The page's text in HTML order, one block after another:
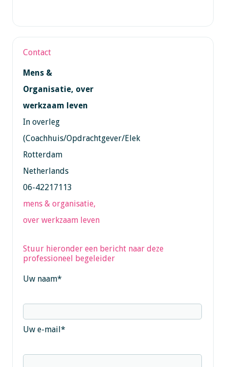
Contact
Mens &
Organisatie, over
werkzaam leven
In overleg
(Coachhuis/Opdrachtgever/Elek
Rotterdam
Netherlands
06-42217113
mens & organisatie,
over werkzaam leven
Stuur hieronder een bericht naar deze
professioneel begeleider
Uw naam*
Uw e-mail*